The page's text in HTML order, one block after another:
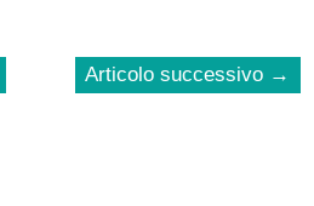
Articolo successivo →